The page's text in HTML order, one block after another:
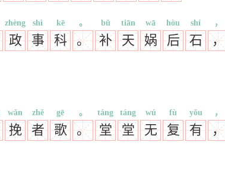
政
zhèng
事
shì
科
kē
。
。
补
bǔ
天
tiān
娲
wā
后
hòu
石
shí
，
，
挽
wǎn
者
zhě
歌
gē
。
。
堂
táng
堂
táng
无
wú
复
fù
有
yǒu
，
，